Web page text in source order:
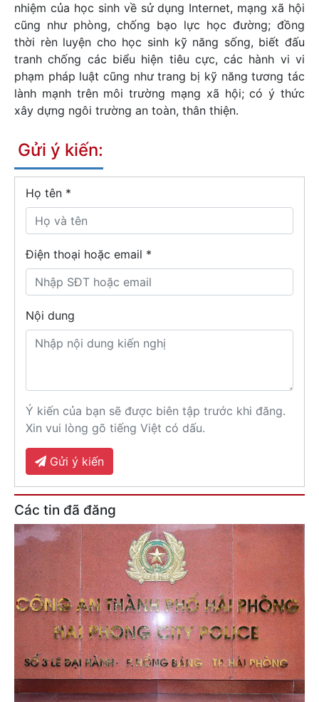
nhiệm của học sinh về sử dụng Internet, mạng xã hội
cũng như phòng, chống bạo lực học đường; đồng
thời rèn luyện cho học sinh kỹ năng sống, biết đấu
tranh chống các biểu hiện tiêu cực, các hành vi vi
phạm pháp luật cũng như trang bị kỹ năng tương tác
lành mạnh trên môi trường mạng xã hội; có ý thức
xây dựng ngôi trường an toàn, thân thiện.
Gửi ý kiến:
Họ tên *
Điện thoại hoặc email *
Nội dung
Ý kiến của bạn sẽ được biên tập trước khi đăng.
Xin vui lòng gõ tiếng Việt có dấu.
Gửi ý kiến
Các tin đã đăng